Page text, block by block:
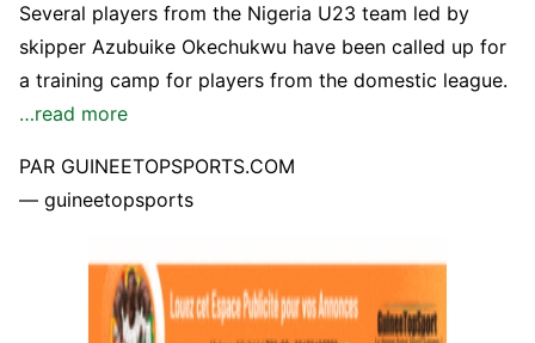
Several players from the Nigeria U23 team led by
skipper Azubuike Okechukwu have been called up for
a training camp for players from the domestic league.
…read more
PAR GUINEETOPSPORTS.COM
— guineetopsports